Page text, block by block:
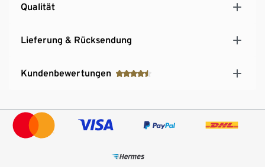
Qualität
Lieferung & Rücksendung
Kundenbewertungen